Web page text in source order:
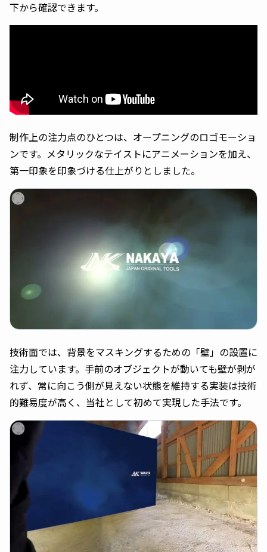
下から確認できます。
制作上の注力点のひとつは、オープニングのロゴモーショ
ンです。メタリックなテイストにアニメーションを加え、
第一印象を印象づける仕上がりとしました。
技術面では、背景をマスキングするための「壁」の設置に
注力しています。手前のオブジェクトが動いても壁が剥が
れず、常に向こう側が見えない状態を維持する実装は技術
的難易度が高く、当社として初めて実現した手法です。